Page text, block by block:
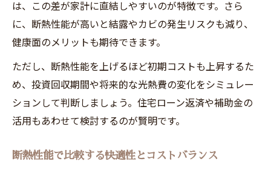
は、この差が家計に直結しやすいのが特徴です。さら
に、断熱性能が高いと結露やカビの発生リスクも減り、
健康面のメリットも期待できます。
ただし、断熱性能を上げるほど初期コストも上昇するた
め、投資回収期間や将来的な光熱費の変化をシミュレー
ションして判断しましょう。住宅ローン返済や補助金の
活用もあわせて検討するのが賢明です。
断熱性能で比較する快適性とコストバランス